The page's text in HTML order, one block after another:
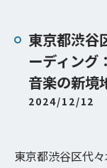
東京都渋谷
ーディング
音楽の新境
2024/12/12
東京都渋谷区代